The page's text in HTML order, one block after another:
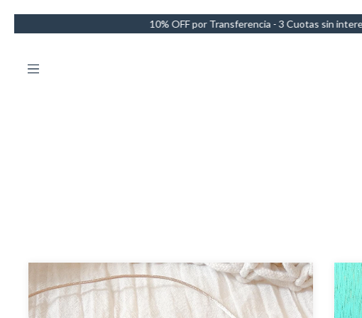
OFF por Transferencia - 3 Cuotas sin intereses - Envío GRATIS en compras de